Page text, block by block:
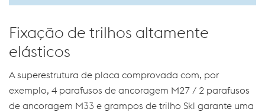
Fixação de trilhos altamente
elásticos
A superestrutura de placa comprovada com, por
exemplo, 4 parafusos de ancoragem M27 / 2 parafusos
de ancoragem M33 e grampos de trilho Skl garante uma